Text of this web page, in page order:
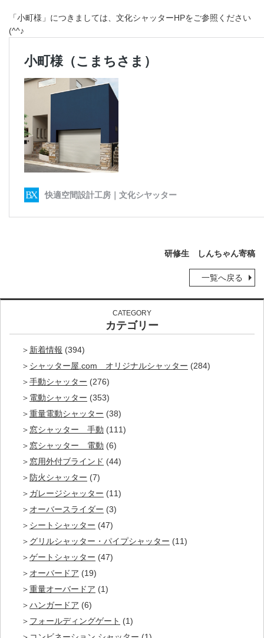
「小町様」につきましては、文化シャッターHPをご参照ください
(^^♪
研修生 しんちゃん寄稿
一覧へ戻る
CATEGORY
カテゴリー
新着情報 (394)
シャッター屋.com オリジナルシャッター (284)
手動シャッター (276)
電動シャッター (353)
重量電動シャッター (38)
窓シャッター 手動 (111)
窓シャッター 電動 (6)
窓用外付ブラインド (44)
防火シャッター (7)
ガレージシャッター (11)
オーバースライダー (3)
シートシャッター (47)
グリルシャッター・パイプシャッター (11)
ゲートシャッター (47)
オーバードア (19)
重量オーバードア (1)
ハンガードア (6)
フォールディングゲート (1)